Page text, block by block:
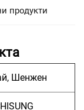
продукти
Шенжен